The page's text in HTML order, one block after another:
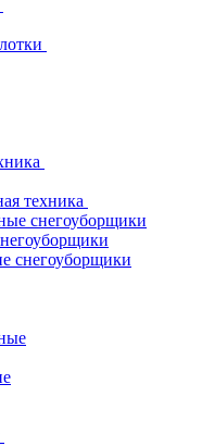
техника
снегоуборщики
снегоуборщики